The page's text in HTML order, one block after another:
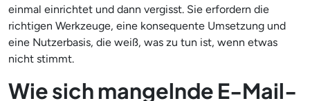
einmal einrichtet und dann vergisst. Sie erfordern die
richtigen Werkzeuge, eine konsequente Umsetzung und
eine Nutzerbasis, die weiß, was zu tun ist, wenn etwas
nicht stimmt.
Wie sich mangelnde E-Mail-